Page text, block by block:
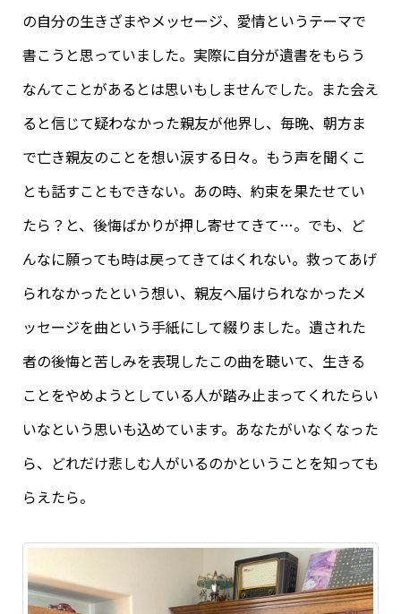
の自分の生きざまやメッセージ、愛情というテーマで
書こうと思っていました。実際に自分が遺書をもらう
なんてことがあるとは思いもしませんでした。また会え
ると信じて疑わなかった親友が他界し、毎晩、朝方ま
で亡き親友のことを想い涙する日々。もう声を聞くこ
とも話すこともできない。あの時、約束を果たせてい
たら？と、後悔ばかりが押し寄せてきて…。でも、ど
んなに願っても時は戻ってきてはくれない。救ってあげ
られなかったという想い、親友へ届けられなかったメ
ッセージを曲という手紙にして綴りました。遺された
者の後悔と苦しみを表現したこの曲を聴いて、生きる
ことをやめようとしている人が踏み止まってくれたらい
いなという思いも込めています。あなたがいなくなった
ら、どれだけ悲しむ人がいるのかということを知っても
らえたら。